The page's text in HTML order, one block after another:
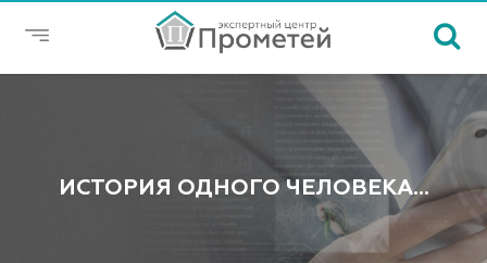
ИСТОРИЯ ОДНОГО ЧЕЛОВЕКА…